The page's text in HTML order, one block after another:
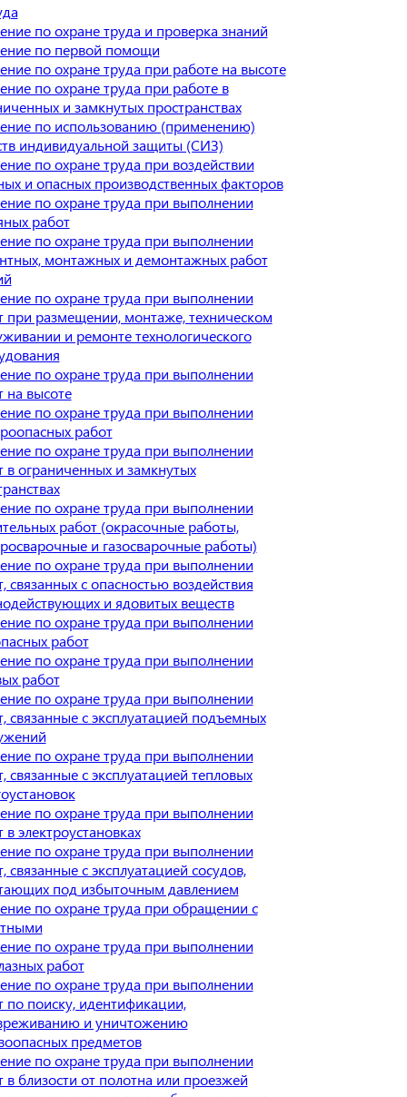
по охране труда и проверка знаний
по первой помощи
по охране труда при работе на высоте
по охране труда при работе в
и замкнутых пространствах
по использованию (применению)
индивидуальной защиты (СИЗ)
по охране труда при воздействии
и опасных производственных факторов
по охране труда при выполнении
работ
по охране труда при выполнении
монтажных и демонтажных работ
по охране труда при выполнении
при размещении, монтаже, техническом
и ремонте технологического
по охране труда при выполнении
на высоте
по охране труда при выполнении
работ
по охране труда при выполнении
в ограниченных и замкнутых
по охране труда при выполнении
работ (окрасочные работы,
и газосварочные работы)
по охране труда при выполнении
связанных с опасностью воздействия
и ядовитых веществ
по охране труда при выполнении
работ
по охране труда при выполнении
работ
по охране труда при выполнении
связанные с эксплуатацией подъемных
по охране труда при выполнении
связанные с эксплуатацией тепловых
по охране труда при выполнении
в электроустановках
по охране труда при выполнении
связанные с эксплуатацией сосудов,
под избыточным давлением
по охране труда при обращении с
по охране труда при выполнении
работ
по охране труда при выполнении
по поиску, идентификации,
и уничтожению
предметов
по охране труда при выполнении
в близости от полотна или проезжей